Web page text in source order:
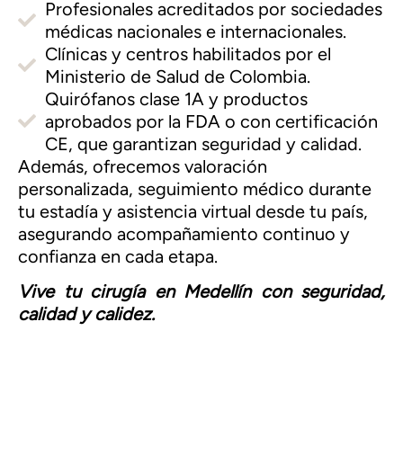
Profesionales acreditados por sociedades
médicas nacionales e internacionales.
Clínicas y centros habilitados por el
Ministerio de Salud de Colombia.
Quirófanos clase 1A y productos
aprobados por la FDA o con certificación
CE, que garantizan seguridad y calidad.
Además, ofrecemos valoración
personalizada, seguimiento médico durante
tu estadía y asistencia virtual desde tu país,
asegurando acompañamiento continuo y
confianza en cada etapa.
Vive tu cirugía en Medellín con seguridad,
calidad y calidez.